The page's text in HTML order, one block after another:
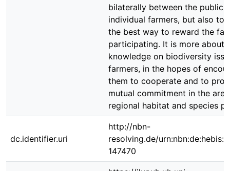
bilaterally between the public
individual farmers, but also to
the best way to reward the
participating. It is more about
knowledge on biodiversity
farmers, in the hopes of
them to cooperate and to
mutual commitment in the
regional habitat and species
dc.identifier.uri
http://nbn-
resolving.de/
147470